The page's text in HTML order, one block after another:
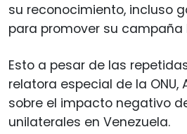
su reconocimiento, incluso
para promover su campaña
Esto a pesar de las
relatora especial de la ONU,
sobre el impacto negativo
unilaterales en Venezuela.